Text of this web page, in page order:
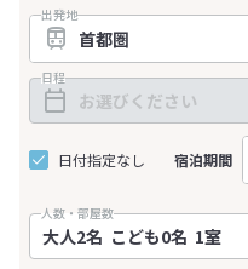
出発地
日程
日付指定なし 宿泊期間
人数・部屋数